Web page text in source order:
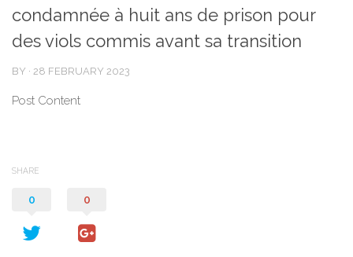
condamnée à huit ans de prison pour
des viols commis avant sa transition
BY · 28 FEBRUARY 2023
Post Content
SHARE
0 0